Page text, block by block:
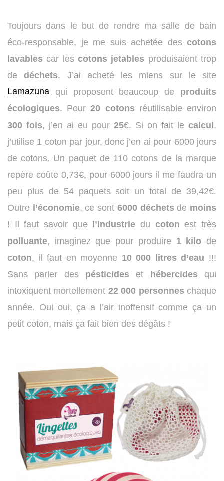
Toujours dans le but de rendre ma salle de bain
éco-responsable, je me suis achetée des cotons
lavables car les cotons jetables produisaient trop
dedéchets. J’ai acheté les miens sur le site
Lamazuna qui proposent beaucoup de produits
écologiques. Pour20 cotons réutilisable environ
300 fois, j’en ai eu pour 25€. Si on fait le calcul,
j’utilise 1 coton par jour, donc j’en ai pour 6000 jours
de cotons. Un paquet de 110 cotons de la marque
repère coûte 0,73€, pour 6000 jours il me faudra un
peu plus de 54 paquets soit un total de 39,42€.
Outre l’économie, ce sont 6000 déchets de moins
! Il faut savoir que l’industrie du coton est très
polluante, imaginez que pour produire 1 kilo de
coton, il faut en moyenne 10 000 litres d’eau !!!
Sans parler des pésticides et hébercides qui
intoxiquent mortellement 22 000 personnes chaque
année. Oui oui, ça a l’air inoffensif comme ça un
petit coton, mais ça fait bien des dégâts !